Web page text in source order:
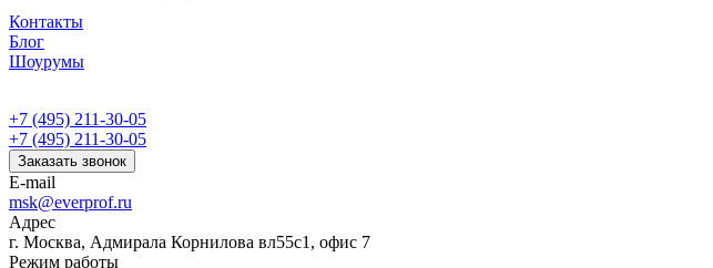
Контакты
Блог
Шоурумы
+7 (495) 211-30-05
+7 (495) 211-30-05
Заказать звонок
E-mail
msk@everprof.ru
Адрес
г. Москва, Адмирала Корнилова вл55с1, офис 7
Режим работы